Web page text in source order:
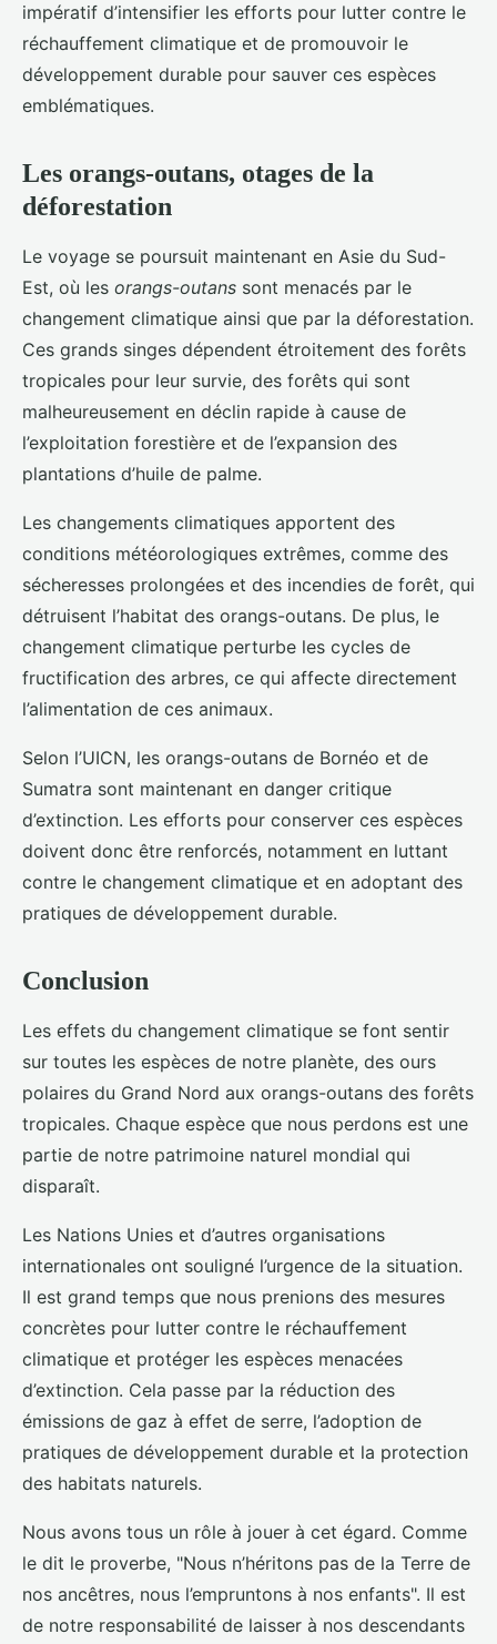
impératif d’intensifier les efforts pour lutter contre le
réchauffement climatique et de promouvoir le
développement durable pour sauver ces espèces
emblématiques.
Les orangs-outans, otages de la
déforestation
Le voyage se poursuit maintenant en Asie du Sud-
Est, où les orangs-outans sont menacés par le
changement climatique ainsi que par la déforestation.
Ces grands singes dépendent étroitement des forêts
tropicales pour leur survie, des forêts qui sont
malheureusement en déclin rapide à cause de
l’exploitation forestière et de l’expansion des
plantations d’huile de palme.
Les changements climatiques apportent des
conditions météorologiques extrêmes, comme des
sécheresses prolongées et des incendies de forêt, qui
détruisent l’habitat des orangs-outans. De plus, le
changement climatique perturbe les cycles de
fructification des arbres, ce qui affecte directement
l’alimentation de ces animaux.
Selon l’UICN, les orangs-outans de Bornéo et de
Sumatra sont maintenant en danger critique
d’extinction. Les efforts pour conserver ces espèces
doivent donc être renforcés, notamment en luttant
contre le changement climatique et en adoptant des
pratiques de développement durable.
Conclusion
Les effets du changement climatique se font sentir
sur toutes les espèces de notre planète, des ours
polaires du Grand Nord aux orangs-outans des forêts
tropicales. Chaque espèce que nous perdons est une
partie de notre patrimoine naturel mondial qui
disparaît.
Les Nations Unies et d’autres organisations
internationales ont souligné l’urgence de la situation.
Il est grand temps que nous prenions des mesures
concrètes pour lutter contre le réchauffement
climatique et protéger les espèces menacées
d’extinction. Cela passe par la réduction des
émissions de gaz à effet de serre, l’adoption de
pratiques de développement durable et la protection
des habitats naturels.
Nous avons tous un rôle à jouer à cet égard. Comme
le dit le proverbe, "Nous n’héritons pas de la Terre de
nos ancêtres, nous l’empruntons à nos enfants". Il est
de notre responsabilité de laisser à nos descendants